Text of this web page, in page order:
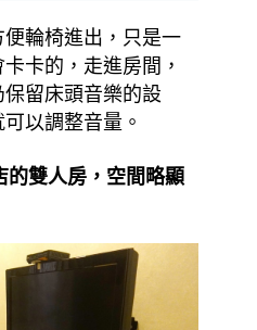
輪椅進出，只是一
卡的，走進房間，
留床頭音樂的設
以調整音量。
雙人房，空間略顯